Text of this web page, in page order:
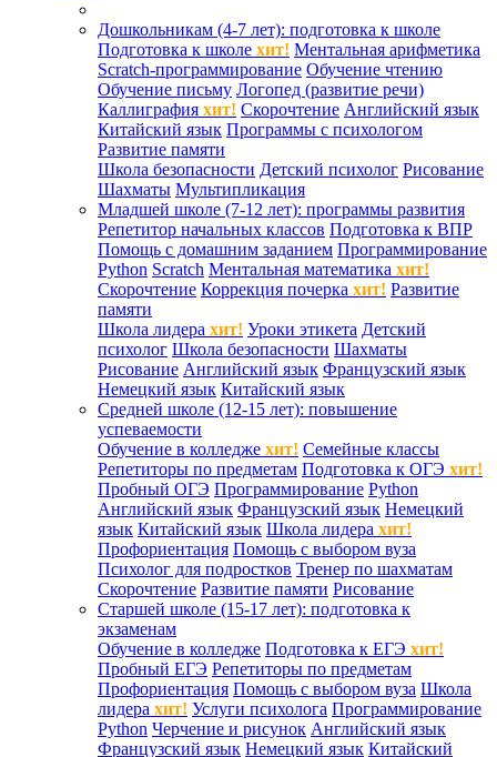
Дошкольникам (4-7 лет): подготовка к школе
Подготовка к школе хит! Ментальная арифметика
Scratch-программирование Обучение чтению
Обучение письму Логопед (развитие речи)
Каллиграфия хит! Скорочтение Английский язык
Китайский язык Программы с психологом
Развитие памяти
Школа безопасности Детский психолог Рисование
Шахматы Мультипликация
Младшей школе (7-12 лет): программы развития
Репетитор начальных классов Подготовка к ВПР
Помощь с домашним заданием Программирование
Python Scratch Ментальная математика хит!
Скорочтение Коррекция почерка хит! Развитие
памяти
Школа лидера хит! Уроки этикета Детский
психолог Школа безопасности Шахматы
Рисование Английский язык Французский язык
Немецкий язык Китайский язык
Средней школе (12-15 лет): повышение
успеваемости
Обучение в колледже хит! Семейные классы
Репетиторы по предметам Подготовка к ОГЭ хит!
Пробный ОГЭ Программирование Python
Английский язык Французский язык Немецкий
язык Китайский язык Школа лидера хит!
Профориентация Помощь с выбором вуза
Психолог для подростков Тренер по шахматам
Скорочтение Развитие памяти Рисование
Старшей школе (15-17 лет): подготовка к
экзаменам
Обучение в колледже Подготовка к ЕГЭ хит!
Пробный ЕГЭ Репетиторы по предметам
Профориентация Помощь с выбором вуза Школа
лидера хит! Услуги психолога Программирование
Python Черчение и рисунок Английский язык
Французский язык Немецкий язык Китайский